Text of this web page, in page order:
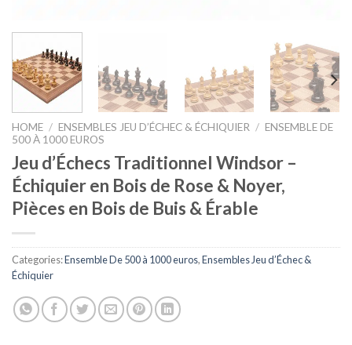
HOME / ENSEMBLES JEU D’ÉCHEC & ÉCHIQUIER / ENSEMBLE DE
500 À 1000 EUROS
Jeu d’Échecs Traditionnel Windsor –
Échiquier en Bois de Rose & Noyer,
Pièces en Bois de Buis & Érable
Categories:Ensemble De 500 à 1000 euros,Ensembles Jeu d’Échec &
Échiquier